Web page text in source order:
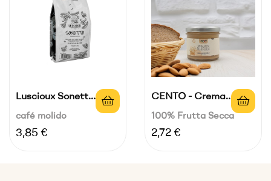
Luscioux Sonetto
Blend Bar...
café molido
Precio
3,85 €
CENTO - Crema
De Almendras...
100% Frutta Secca
Precio
2,72 €